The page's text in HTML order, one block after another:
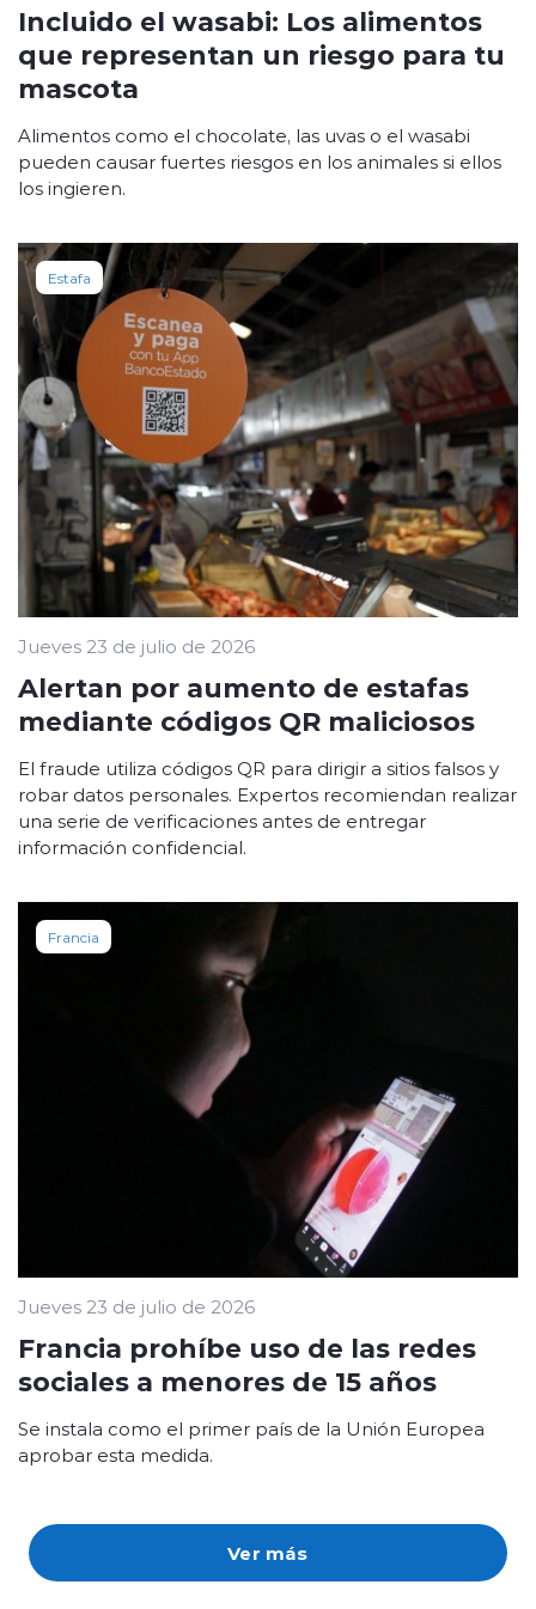
Ver más
Incluido el wasabi: Los alimentos
que representan un riesgo para tu
mascota
Alimentos como el chocolate, las uvas o el wasabi
pueden causar fuertes riesgos en los animales si ellos
los ingieren.
Estafa
Jueves 23 de julio de 2026
Alertan por aumento de estafas
mediante códigos QR maliciosos
El fraude utiliza códigos QR para dirigir a sitios falsos y
robar datos personales. Expertos recomiendan realizar
una serie de verificaciones antes de entregar
información confidencial.
Francia
Jueves 23 de julio de 2026
Francia prohíbe uso de las redes
sociales a menores de 15 años
Se instala como el primer país de la Unión Europea
aprobar esta medida.